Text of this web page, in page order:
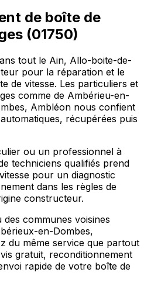
de boîte de
(01750)
tout le Ain, Allo-boite-de-
pour la réparation et le
de vitesse. Les particuliers et
comme de Ambérieu-en-
Ambléon nous confient
récupérées puis
ou un professionnel à
techniciens qualifiés prend
pour un diagnostic
dans les règles de
constructeur.
communes voisines
en-Dombes,
du même service que partout
gratuit, reconditionnement
rapide de votre boîte de